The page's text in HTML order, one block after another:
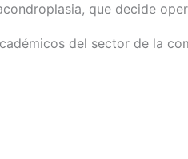
que decide
del sector de la